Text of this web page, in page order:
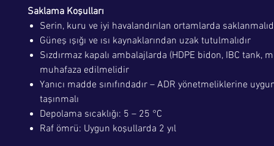
Saklama Koşulları
Serin, kuru ve iyi havalandırılan ortamlarda
Güneş ışığı ve ısı kaynaklarından uzak tutulmalıdır
Sızdırmaz kapalı ambalajlarda (HDPE bidon, IBC tank,
muhafaza edilmelidir
Yanıcı madde sınıfındadır – ADR yönetmeliklerine
taşınmalı
Depolama sıcaklığı: 5 – 25 °C
Raf ömrü: Uygun koşullarda 2 yıl